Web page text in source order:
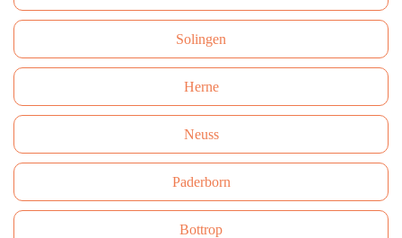
Solingen
Herne
Neuss
Paderborn
Bottrop